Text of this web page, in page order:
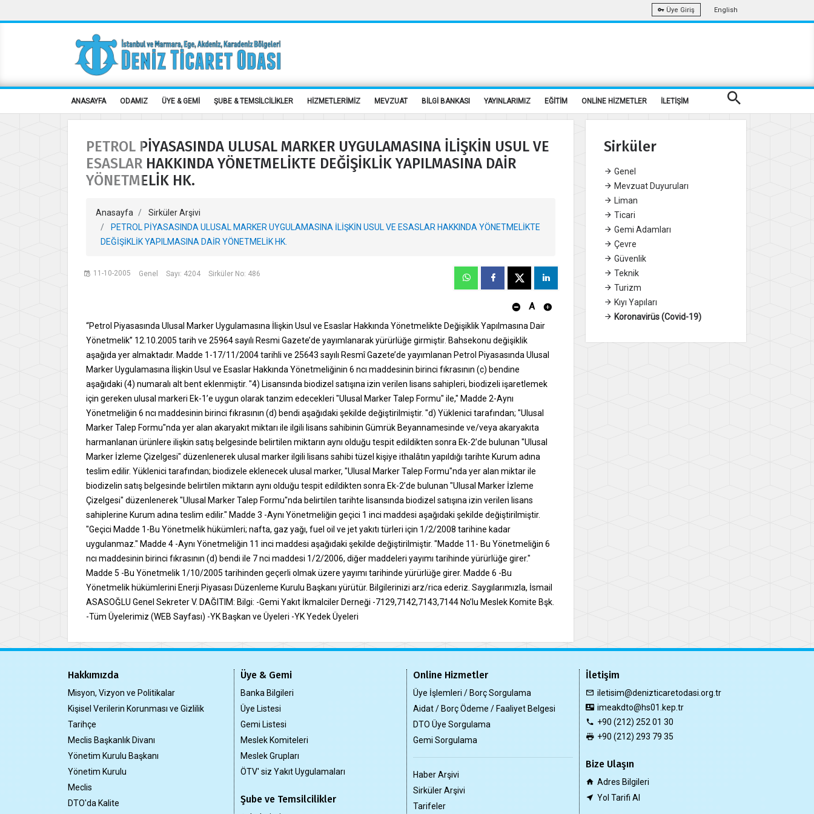
Üye Giriş English
ANASAYFA ODAMIZ ÜYE & GEMİ ŞUBE & TEMSİLCİLİKLER HİZMETLERİMİZ MEVZUAT BİLGİ BANKASI YAYINLARIMIZ EĞİTİM ONLİNE HİZMETLER İLETİŞİM
PETROL PİYASASINDA ULUSAL MARKER UYGULAMASINA İLİŞKİN USUL VE
ESASLAR HAKKINDA YÖNETMELİKTE DEĞİŞİKLİK YAPILMASINA DAİR
YÖNETMELİK HK.
Anasayfa
Sirküler Arşivi
PETROL PİYASASINDA ULUSAL MARKER UYGULAMASINA İLİŞKİN USUL VE ESASLAR HAKKINDA YÖNETMELİKTE
DEĞİŞİKLİK YAPILMASINA DAİR YÖNETMELİK HK.
11-10-2005 Genel Sayı: 4204 Sirküler No: 486
A
“Petrol Piyasasında Ulusal Marker Uygulamasına İlişkin Usul ve Esaslar Hakkında Yönetmelikte Değişiklik Yapılmasına Dair
Yönetmelik” 12.10.2005 tarih ve 25964 sayılı Resmi Gazete’de yayımlanarak yürürlüğe girmiştir. Bahsekonu değişiklik
aşağıda yer almaktadır. Madde 1-17/11/2004 tarihli ve 25643 sayılı Resmî Gazete’de yayımlanan Petrol Piyasasında Ulusal
Marker Uygulamasına İlişkin Usul ve Esaslar Hakkında Yönetmeliğinin 6 ncı maddesinin birinci fıkrasının (c) bendine
aşağıdaki (4) numaralı alt bent eklenmiştir. "4) Lisansında biodizel satışına izin verilen lisans sahipleri, biodizeli işaretlemek
için gereken ulusal markeri Ek-1’e uygun olarak tanzim edecekleri "Ulusal Marker Talep Formu" ile," Madde 2-Aynı
Yönetmeliğin 6 ncı maddesinin birinci fıkrasının (d) bendi aşağıdaki şekilde değiştirilmiştir. "d) Yüklenici tarafından; "Ulusal
Marker Talep Formu"nda yer alan akaryakıt miktarı ile ilgili lisans sahibinin Gümrük Beyannamesinde ve/veya akaryakıta
harmanlanan ürünlere ilişkin satış belgesinde belirtilen miktarın aynı olduğu tespit edildikten sonra Ek-2’de bulunan "Ulusal
Marker İzleme Çizelgesi" düzenlenerek ulusal marker ilgili lisans sahibi tüzel kişiye ithalâtın yapıldığı tarihte Kurum adına
teslim edilir. Yüklenici tarafından; biodizele eklenecek ulusal marker, "Ulusal Marker Talep Formu"nda yer alan miktar ile
biodizelin satış belgesinde belirtilen miktarın aynı olduğu tespit edildikten sonra Ek-2’de bulunan "Ulusal Marker İzleme
Çizelgesi" düzenlenerek "Ulusal Marker Talep Formu"nda belirtilen tarihte lisansında biodizel satışına izin verilen lisans
sahiplerine Kurum adına teslim edilir." Madde 3 -Aynı Yönetmeliğin geçici 1 inci maddesi aşağıdaki şekilde değiştirilmiştir.
"Geçici Madde 1-Bu Yönetmelik hükümleri; nafta, gaz yağı, fuel oil ve jet yakıtı türleri için 1/2/2008 tarihine kadar
uygulanmaz." Madde 4 -Aynı Yönetmeliğin 11 inci maddesi aşağıdaki şekilde değiştirilmiştir. "Madde 11- Bu Yönetmeliğin 6
ncı maddesinin birinci fıkrasının (d) bendi ile 7 nci maddesi 1/2/2006, diğer maddeleri yayımı tarihinde yürürlüğe girer."
Madde 5 -Bu Yönetmelik 1/10/2005 tarihinden geçerli olmak üzere yayımı tarihinde yürürlüğe girer. Madde 6 -Bu
Yönetmelik hükümlerini Enerji Piyasası Düzenleme Kurulu Başkanı yürütür. Bilgilerinizi arz/rica ederiz. Saygılarımızla, İsmail
ASASOĞLU Genel Sekreter V. DAĞITIM: Bilgi: -Gemi Yakıt İkmalciler Derneği -7129,7142,7143,7144 No’lu Meslek Komite Bşk.
-Tüm Üyelerimiz (WEB Sayfası) -YK Başkan ve Üyeleri -YK Yedek Üyeleri
Sirküler
Genel
Mevzuat Duyuruları
Liman
Ticari
Gemi Adamları
Çevre
Güvenlik
Teknik
Turizm
Kıyı Yapıları
Koronavirüs (Covid-19)
Hakkımızda
Misyon, Vizyon ve Politikalar
Kişisel Verilerin Korunması ve Gizlilik
Tarihçe
Meclis Başkanlık Divanı
Yönetim Kurulu Başkanı
Yönetim Kurulu
Meclis
DTO'da Kalite
Üye & Gemi
Banka Bilgileri
Üye Listesi
Gemi Listesi
Meslek Komiteleri
Meslek Grupları
ÖTV' siz Yakıt Uygulamaları
Şube ve Temsilcilikler
Online Hizmetler
Üye İşlemleri / Borç Sorgulama
Aidat / Borç Ödeme / Faaliyet Belgesi
DTO Üye Sorgulama
Gemi Sorgulama
Haber Arşivi
Sirküler Arşivi
Tarifeler
İletişim
iletisim@denizticaretodasi.org.tr
imeakdto@hs01.kep.tr
+90 (212) 252 01 30
+90 (212) 293 79 35
Bize Ulaşın
Adres Bilgileri
Yol Tarifi Al